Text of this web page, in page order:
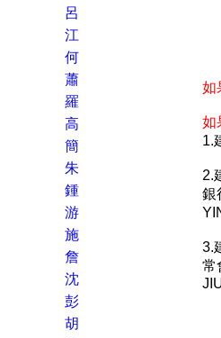
呂
江
何
蕭
羅
高
簡
朱
鍾
游
施
詹
沈
彭
胡
如
如
1.
2.
銀
3.
常